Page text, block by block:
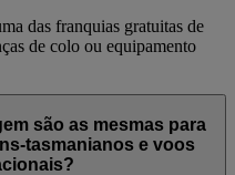
das franquias gratuitas de
de colo ou equipamento
são as mesmas para
tasmanianos e voos